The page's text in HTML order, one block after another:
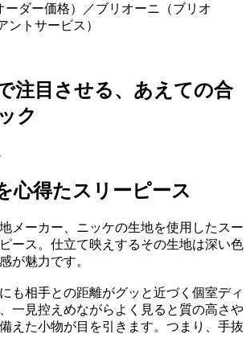
ーダー価格）／ブリオーニ（ブリオ
ントサービス）
注目させる、あえての合
ク
心得たスリーピース
メーカー、ニッケの生地を使用したスー
ース。仕立て映えするその生地は深い色
が魅力です。
も相手との距離がグッと近づく個室ディ
一見控えめながらよく見ると質の高さや
えた小物が目を引きます。つまり、手抜